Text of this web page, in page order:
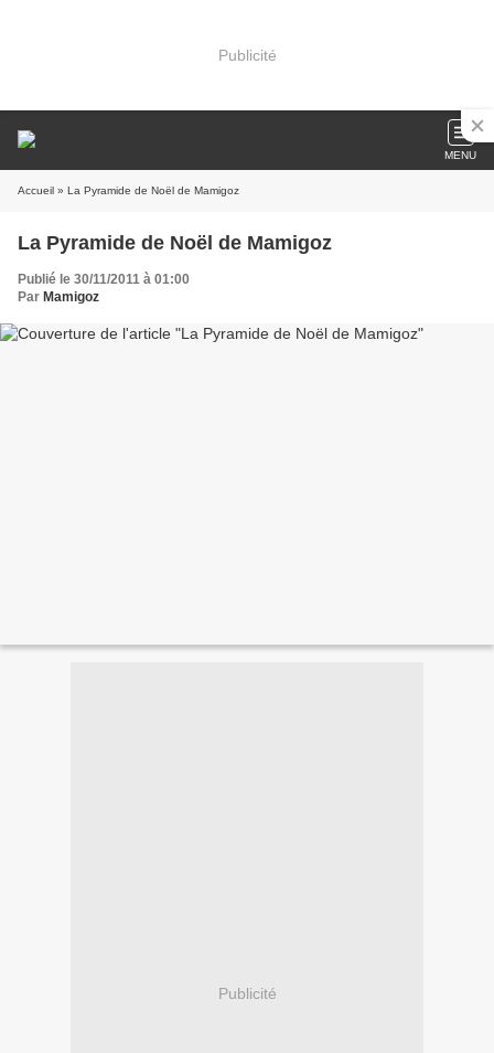
Publicité
MENU
Accueil » La Pyramide de Noël de Mamigoz
La Pyramide de Noël de Mamigoz
Publié le 30/11/2011 à 01:00
Par Mamigoz
Publicité